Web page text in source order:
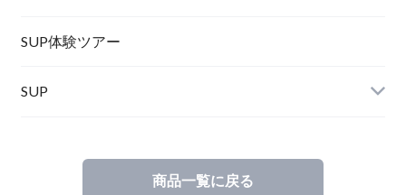
KAYA
Winter Goods
Helmet
SOX
Norrona
SUP体験ツアー
SUP
商品一覧に戻る